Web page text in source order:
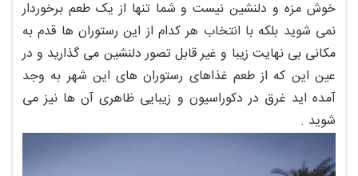
خوش مزه و دلنشین نیست و شما تنها از یک طعم برخوردار
نمی شوید بلکه با انتخاب هر کدام از این رستوران ها قدم به
مکانی بی نهایت زیبا و غیر قابل تصور دلنشین می گذارید و در
عین این که از طعم غذاهای رستوران های این شهر به وجد
آمده اید غرق در دکوراسیون و زیبایی ظاهری آن ها نیز می
شوید .